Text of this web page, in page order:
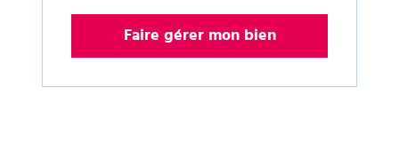
Faire gérer mon bien